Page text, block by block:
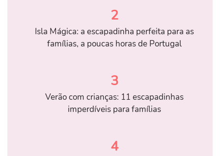
2
Isla Mágica: a escapadinha perfeita para as
famílias, a poucas horas de Portugal
3
Verão com crianças: 11 escapadinhas
imperdíveis para famílias
4